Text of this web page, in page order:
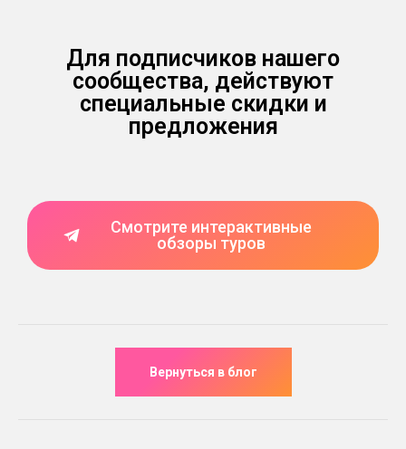
Для подписчиков нашего
сообщества, действуют
специальные скидки и
предложения
Смотрите интерактивные
обзоры туров